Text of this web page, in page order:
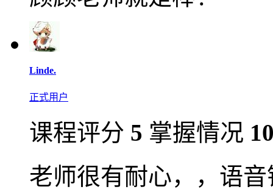
Linde.
正式用户
课程评分 5 掌握情况
老师很有耐心，，语